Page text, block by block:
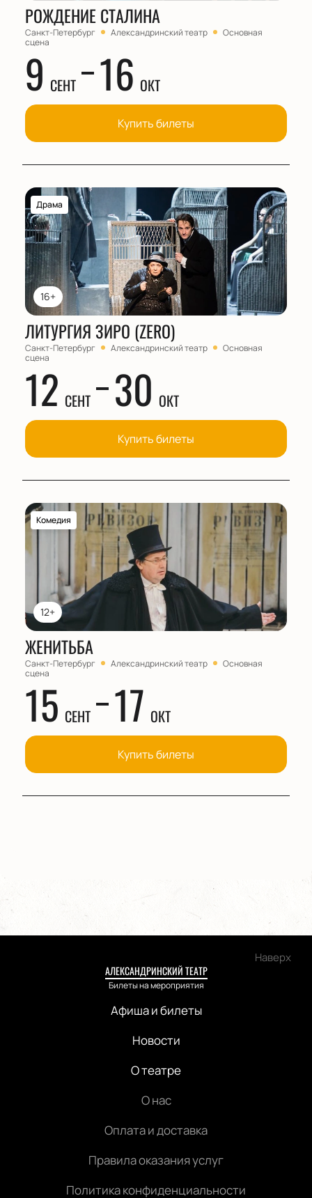
РОЖДЕНИЕ СТАЛИНА
Санкт-Петербург Александринский театр
Основная
сцена
9 СЕНТ 16 ОКТ
Купить билеты
16+
Драма
ЛИТУРГИЯ ЗИРО (ZERO)
Санкт-Петербург Александринский театр
Основная
сцена
12 СЕНТ 30 ОКТ
Купить билеты
12+
Комедия
ЖЕНИТЬБА
Санкт-Петербург Александринский театр
Основная
сцена
15 СЕНТ 17 ОКТ
Купить билеты
Наверх
АЛЕКСАНДРИНСКИЙ ТЕАТР
Билеты на мероприятия
Афиша и билеты
Новости
О театре
О нас
Оплата и доставка
Правила оказания услуг
Политика конфиденциальности